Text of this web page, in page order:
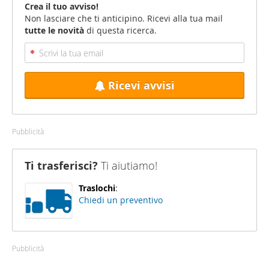
Crea il tuo avviso!
Non lasciare che ti anticipino. Ricevi alla tua mail
tutte le novità di questa ricerca.
Ricevi avvisi
Pubblicità
Ti trasferisci? Ti aiutiamo!
Traslochi:
Chiedi un preventivo
Pubblicità